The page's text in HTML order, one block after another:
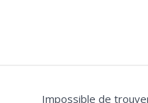
Impossible de